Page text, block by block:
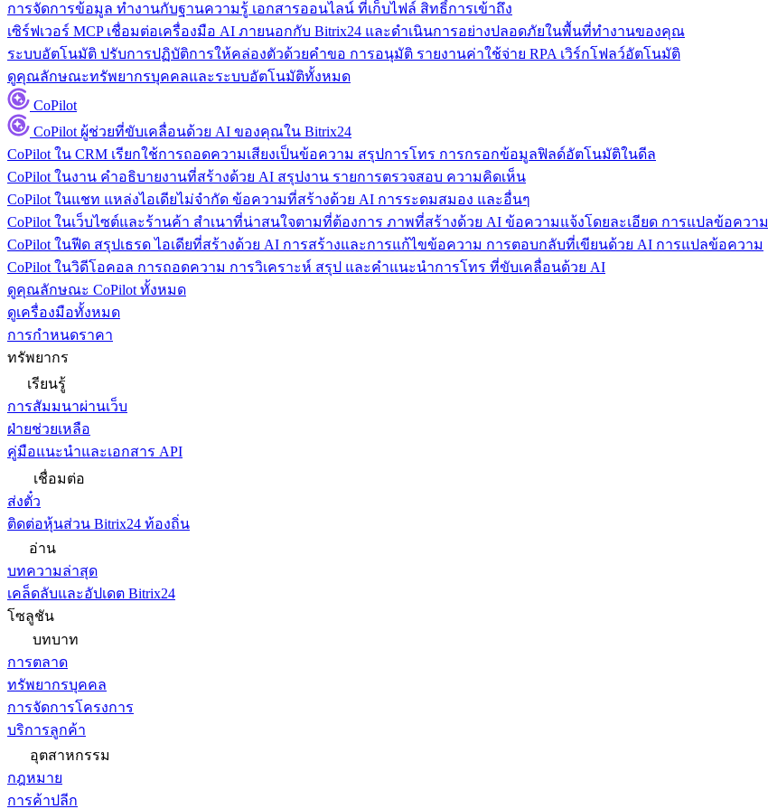
การจัดการข้อมูล ทำงานกับฐานความรู้ เอกสารออนไลน์ ที่เก็บไฟล์ สิทธิ์การเข้าถึง
เซิร์ฟเวอร์ MCP เชื่อมต่อเครื่องมือ AI ภายนอกกับ Bitrix24 และดำเนินการอย่างปลอดภัยในพื้นที่ทำงานของคุณ
ระบบอัตโนมัติ ปรับการปฏิบัติการให้คล่องตัวด้วยคำขอ การอนุมัติ รายงานค่าใช้จ่าย RPA เวิร์กโฟลว์อัตโนมัติ
ดูคุณลักษณะทรัพยากรบุคคลและระบบอัตโนมัติทั้งหมด
CoPilot
CoPilot ผู้ช่วยที่ขับเคลื่อนด้วย AI ของคุณใน Bitrix24
CoPilot ใน CRM เรียกใช้การถอดความเสียงเป็นข้อความ สรุปการโทร การกรอกข้อมูลฟิลด์อัตโนมัติในดีล
CoPilot ในงาน คำอธิบายงานที่สร้างด้วย AI สรุปงาน รายการตรวจสอบ ความคิดเห็น
CoPilot ในแชท แหล่งไอเดียไม่จำกัด ข้อความที่สร้างด้วย AI การระดมสมอง และอื่นๆ
CoPilot ในเว็บไซต์และร้านค้า สำเนาที่น่าสนใจตามที่ต้องการ ภาพที่สร้างด้วย AI ข้อความแจ้งโดยละเอียด การแปลข้อความ
CoPilot ในฟีด สรุปเธรด ไอเดียที่สร้างด้วย AI การสร้างและการแก้ไขข้อความ การตอบกลับที่เขียนด้วย AI การแปลข้อความ
CoPilot ในวิดีโอคอล การถอดความ การวิเคราะห์ สรุป และคำแนะนำการโทร ที่ขับเคลื่อนด้วย AI
ดูคุณลักษณะ CoPilot ทั้งหมด
ดูเครื่องมือทั้งหมด
การกำหนดราคา
ทรัพยากร
เรียนรู้
การสัมมนาผ่านเว็บ
ฝ่ายช่วยเหลือ
คู่มือแนะนำและเอกสาร API
เชื่อมต่อ
ส่งตั๋ว
ติดต่อหุ้นส่วน Bitrix24 ท้องถิ่น
อ่าน
บทความล่าสุด
เคล็ดลับและอัปเดต Bitrix24
โซลูชัน
บทบาท
การตลาด
ทรัพยากรบุคคล
การจัดการโครงการ
บริการลูกค้า
อุตสาหกรรม
กฎหมาย
การค้าปลีก